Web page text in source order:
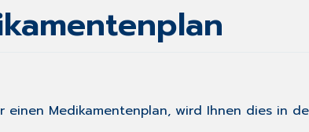
Medikamentenplan, wird Ihnen dies in